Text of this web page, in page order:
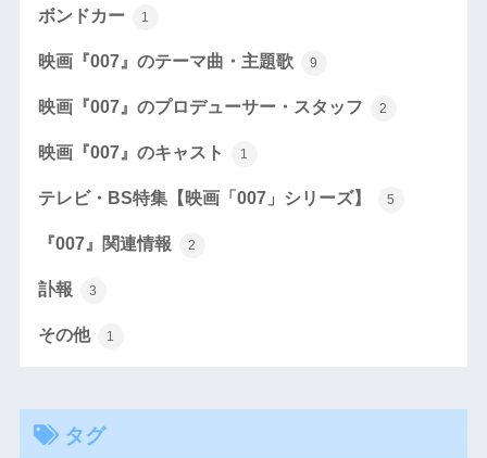
ボンドカー 1
映画『007』のテーマ曲・主題歌 9
映画『007』のプロデューサー・スタッフ 2
映画『007』のキャスト 1
テレビ・BS特集【映画「007」シリーズ】 5
『007』関連情報 2
訃報 3
その他 1
タグ